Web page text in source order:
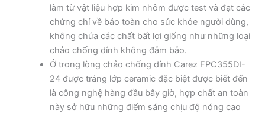
làm từ vật liệu hợp kim nhôm được test và đạt các
chứng chỉ về bảo toàn cho sức khỏe người dùng,
không chứa các chất bất lợi giống như những loại
chảo chống dính không đảm bảo.
Ở trong lòng chảo chống dính Carez FPC355DI-
24 được tráng lớp ceramic đặc biệt được biết đến
là công nghệ hàng đầu bây giờ, hợp chất an toàn
này sở hữu những điểm sáng chịu độ nóng cao